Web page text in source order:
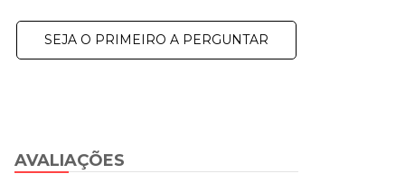
AVALIAÇÕES
SEJA O PRIMEIRO A PERGUNTAR